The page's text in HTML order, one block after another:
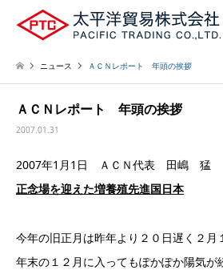
ニュース ＡＣＮレポート 年頭の挨拶
ＡＣＮレポート 年頭の挨拶
2007.01.31
2007年1月1日 ＡＣＮ代表 田嶋 猛
正念場を迎えた増養殖先進国日本
今年の旧正月は昨年より２０日遅く２月
年末の１２月に入ってもぽかぽか陽気が